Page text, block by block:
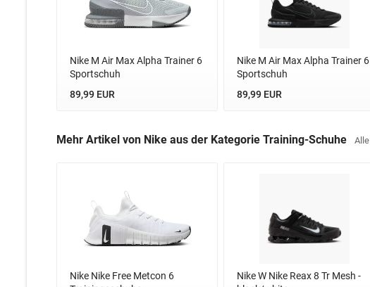
Nike M Air Max Alpha Trainer 6
Sportschuh
89,99 EUR
Nike M Air Max Alpha Trainer 6
Sportschuh
89,99 EUR
Mehr Artikel von Nike aus der Kategorie Training-Schuhe
Nike Nike Free Metcon 6
Nike W Nike Reax 8 Tr Mesh -